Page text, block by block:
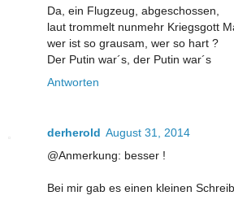
Da, ein Flugzeug, abgeschossen,
laut trommelt nunmehr Kriegsgott
wer ist so grausam, wer so hart ?
Der Putin war´s, der Putin war´s
Antworten
derherold August 31, 2014
@Anmerkung: besser !
Bei mir gab es einen kleinen